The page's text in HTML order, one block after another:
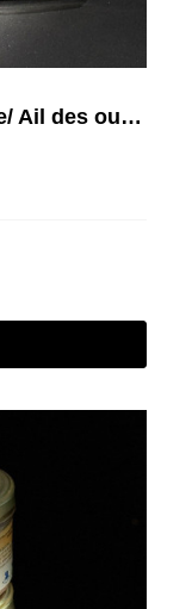
Crozet Spécial Salade (Nature/ Ail des ours/ Safrané)